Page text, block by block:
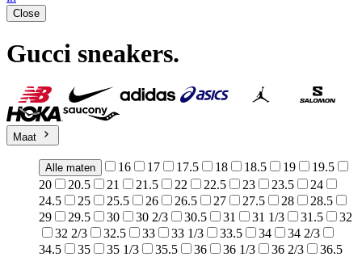
Close
Gucci sneakers.
Maat
Alle maten 16 17 17.5 18 18.5 19
19.5
20
20.5 21 21.5 22 22.5 23 23.5
24
24.5
25 25.5 26 26.5 27 27.5 28
28.5
29
29.5 30 30 2/3 30.5 31 31 1/3 31.5
32
32 2/3
32.5 33 33 1/3 33.5 34
34 2/3
34.5
35 35 1/3 35.5 36 36 1/3 36 2/3
36.5